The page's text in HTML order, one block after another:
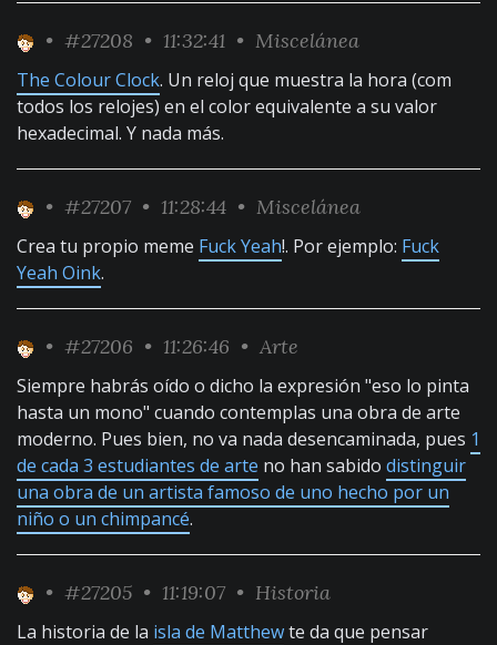
• #27208 • 11:32:41 • Miscelánea
The Colour Clock. Un reloj que muestra la hora (com
todos los relojes) en el color equivalente a su valor
hexadecimal. Y nada más.
• #27207 • 11:28:44 • Miscelánea
Crea tu propio meme Fuck Yeah!. Por ejemplo: Fuck
Yeah Oink.
• #27206 • 11:26:46 • Arte
Siempre habrás oído o dicho la expresión "eso lo pinta
hasta un mono" cuando contemplas una obra de arte
moderno. Pues bien, no va nada desencaminada, pues 1
de cada 3 estudiantes de arte no han sabido distinguir
una obra de un artista famoso de uno hecho por un
niño o un chimpancé.
• #27205 • 11:19:07 • Historia
La historia de la isla de Matthewte da que pensar